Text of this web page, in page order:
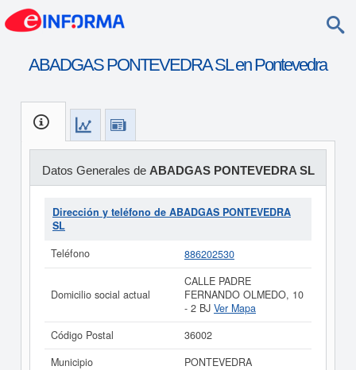
ABADGAS PONTEVEDRA SL en Pontevedra
Datos Generales de ABADGAS PONTEVEDRA SL
Dirección y teléfono de ABADGAS PONTEVEDRA
SL
Teléfono
886202530
Domicilio social actual
CALLE PADRE
FERNANDO OLMEDO, 10
- 2 BJ Ver Mapa
Código Postal
36002
Municipio
PONTEVEDRA